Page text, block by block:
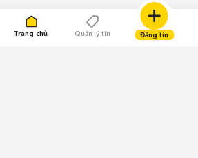
Trang chủ Quản lý tin Đăng tin